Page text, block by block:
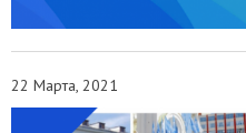
22 Марта, 2021